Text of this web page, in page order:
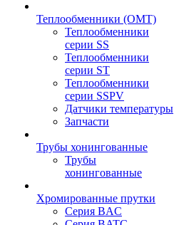
Теплообменники (OMT)
Теплообменники
серии SS
Теплообменники
серии ST
Теплообменники
серии SSPV
Датчики температуры
Запчасти
Трубы хонингованные
Трубы
хонингованные
Хромированные прутки
Серия BAC